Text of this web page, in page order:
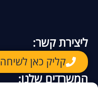
ליצירת קשר:
קליק כאן לשיחה
המשרדים שלנו: